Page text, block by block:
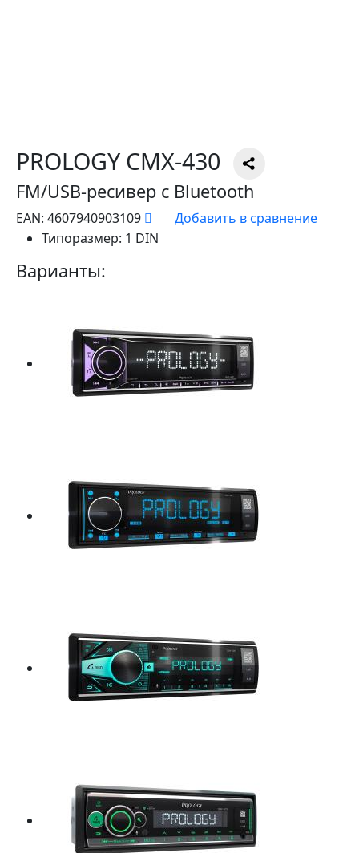
PROLOGY CMX-430
FM/USB-ресивер с Bluetooth
EAN: 4607940903109
Добавить в сравнение
Типоразмер: 1 DIN
Варианты: